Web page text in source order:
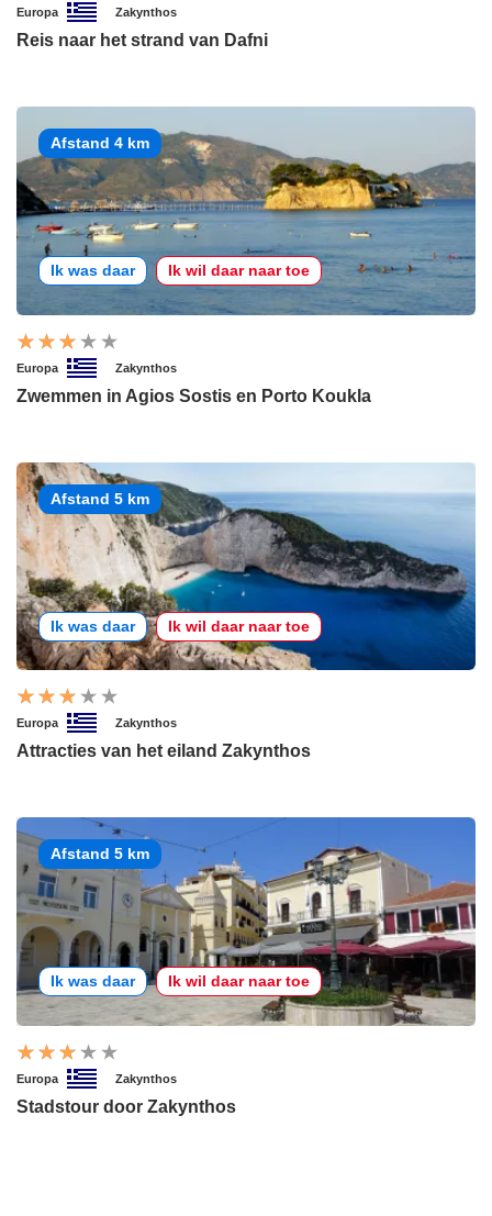
Europa Zakynthos
Reis naar het strand van Dafni
Afstand 4 km
Ik was daar Ik wil daar naar toe
Europa Zakynthos
Zwemmen in Agios Sostis en Porto Koukla
Afstand 5 km
Ik was daar Ik wil daar naar toe
Europa Zakynthos
Attracties van het eiland Zakynthos
Afstand 5 km
Ik was daar Ik wil daar naar toe
Europa Zakynthos
Stadstour door Zakynthos